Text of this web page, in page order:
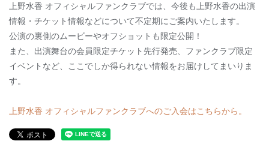
上野水香 オフィシャルファンクラブでは、今後も上野水香の出演
情報・チケット情報などについて不定期にご案内いたします。
公演の裏側のムービーやオフショットも限定公開！
また、出演舞台の会員限定チケット先行発売、ファンクラブ限定
イベントなど、ここでしか得られない情報をお届けしてまいりま
す。
上野水香 オフィシャルファンクラブへのご入会はこちらから。